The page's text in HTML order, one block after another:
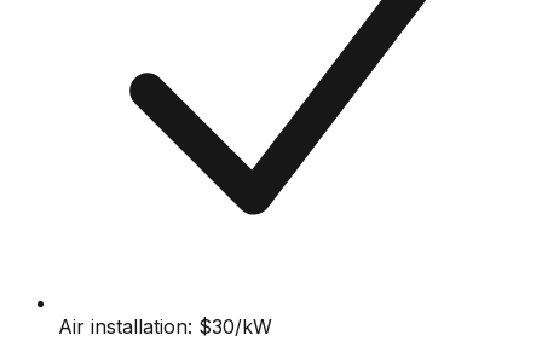
Air installation: $30/kW